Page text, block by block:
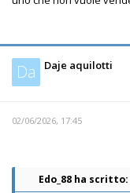
Da Daje aquilotti
02/06/2026, 17:45
Edo_88 ha scritto: